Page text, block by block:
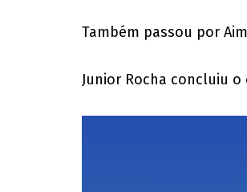
Também passou por
Junior Rocha concluiu o